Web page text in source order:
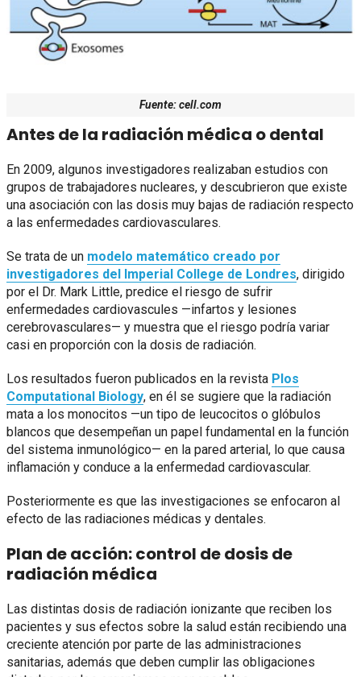
Fuente: cell.com
Antes de la radiación médica o dental
En 2009, algunos investigadores realizaban estudios con
grupos de trabajadores nucleares, y descubrieron que existe
una asociación con las dosis muy bajas de radiación respecto
a las enfermedades cardiovasculares.
Se trata de un modelo matemático creado por
investigadores del Imperial College de Londres, dirigido
por el Dr. Mark Little, predice el riesgo de sufrir
enfermedades cardiovascules —infartos y lesiones
cerebrovasculares— y muestra que el riesgo podría variar
casi en proporción con la dosis de radiación.
Los resultados fueron publicados en la revista Plos
Computational Biology, en él se sugiere que la radiación
mata a los monocitos —un tipo de leucocitos o glóbulos
blancos que desempeñan un papel fundamental en la función
del sistema inmunológico— en la pared arterial, lo que causa
inflamación y conduce a la enfermedad cardiovascular.
Posteriormente es que las investigaciones se enfocaron al
efecto de las radiaciones médicas y dentales.
Plan de acción: control de dosis de
radiación médica
Las distintas dosis de radiación ionizante que reciben los
pacientes y sus efectos sobre la salud están recibiendo una
creciente atención por parte de las administraciones
sanitarias, además que deben cumplir las obligaciones